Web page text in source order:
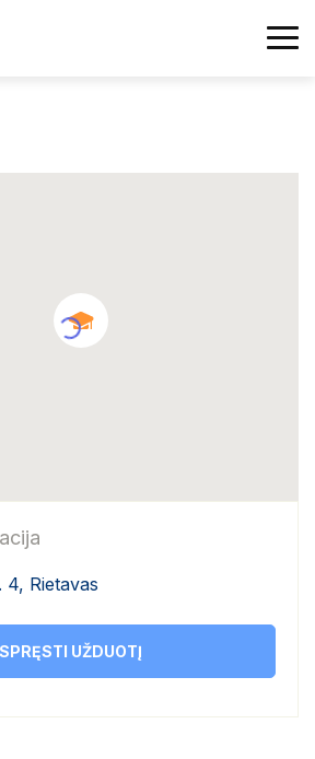
4, Rietavas
SPRĘSTI UŽDUOTĮ